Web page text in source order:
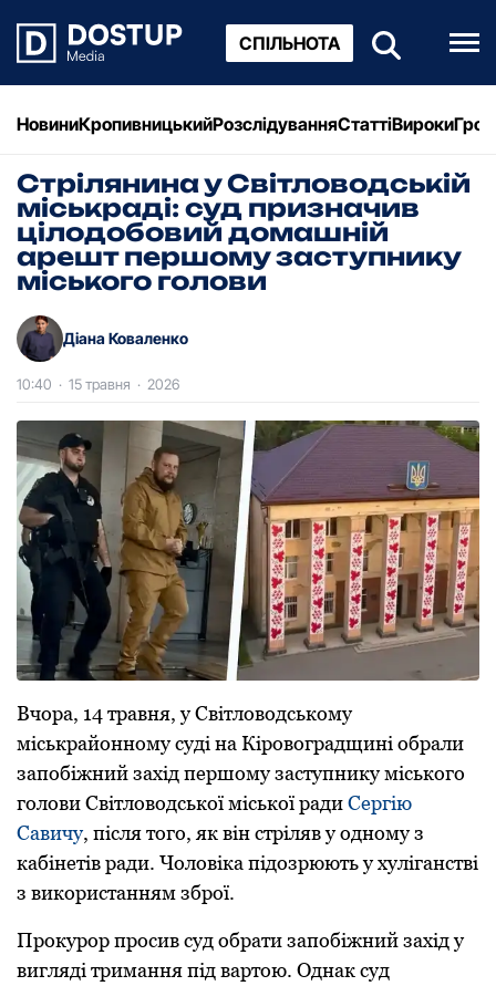
СПІЛЬНОТА
НовиниКропивницькийРозслідуванняСтаттіВироки
Стрілянина у Світловодській
міськраді: суд призначив
цілодобовий домашній
арешт першому заступнику
міського голови
Діана Коваленко
10:40 · 15 травня · 2026
Вчора, 14 травня, у Світловодському
міськрайонному суді на Кіровоградщині обрали
запобіжний захід першому заступнику міського
голови Світловодської міської радиСергію
Савичу, після того, як він стріляв у одному з
кабінетів ради. Чоловіка підозрюють у хуліганстві
з використанням зброї.
Прокурор просив суд обрати запобіжний захід у
вигляді тримання під вартою. Однак суд